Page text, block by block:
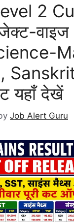
2
यहाँ देखें
Job Alert Guru